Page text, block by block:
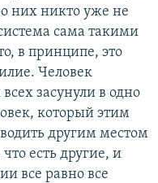
них никто уже не
сама такими
в принципе, это
Человек
засунули в одно
который этим
другим местом
есть другие, и
все равно все